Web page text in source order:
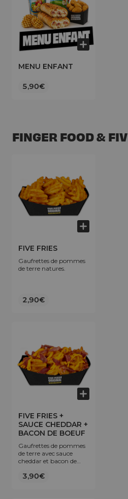
MENU ENFANT
5,90€
FINGER FOOD &
FIVE FRIES
Gaufrettes de pommes
de terre natures.
2,90€
FIVE FRIES +
SAUCE CHEDDAR +
BACON DE BOEUF
Gaufrettes de pommes
de terre avec sauce
cheddar et bacon de
3,90€